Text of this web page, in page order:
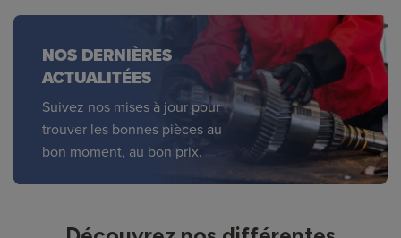
NOS DERNIÈRES
ACTUALITÉES
Suivez nos mises à jour pour
trouver les bonnes pièces au
bon moment, au bon prix.